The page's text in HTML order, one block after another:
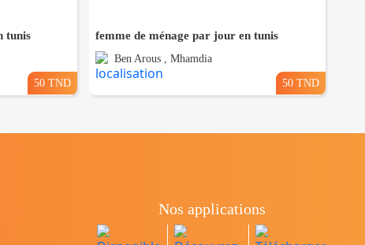
tunis
50 TND
femme de ménage par jour en tunis
Ben Arous , Mhamdia
50 TND
Nos applications